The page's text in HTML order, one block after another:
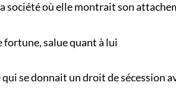
où elle montrait son
salue quant à lui
se donnait un droit de sécession